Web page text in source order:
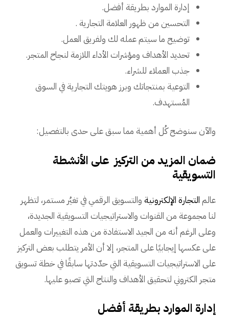
إدارة الموارد بطريقة أفضل.
التحسين من ظهور العلامة التجارية .
توضيح ما سيتم عمله لك ولفريق العمل.
تحديد الأهداف ومؤشرات الأداء اللازمة لنجاح المتجر.
جذب العملاء للشراء.
التوعية بمنتجاتك وبرز هويتك التجارية في السوق
المُستهدف.
والآن سنوضح كُل أهمية مما سبق على حدى بالتفصيل:
ضمان المزيد من التركيز على الأنشطة
التسويقية
عالم التجارة الإلكترونية والتسويق الرقمي في تغيُر مستمر، لتظهر
لنا مجموعة من القنوات والاستراتيجيات التسويقية الجديدة،
وعلى الرغم أنه من الجيد الاستفادة من هذه التغييرات والعمل
على عكسها إيجابيًا على المتجر، إلا أن الأمر يتطلب بعض التركيز
على الاستراتيجيات التسويقية التي حدّدتها سابقًا في خطة تسويق
متجر الكتروني لتحقيق الأهداف والنتاج التي تصبو عليها.
إدارة الموارد بطريقة أفضل